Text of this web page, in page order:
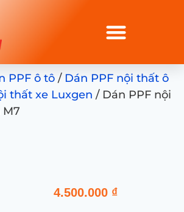
PPF ô tô / Dán PPF nội thất ô
thất xe Luxgen / Dán PPF nội
4.500.000 ₫